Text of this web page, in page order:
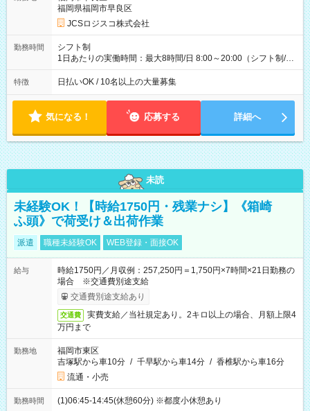
収40万円~50万円／週6日稼働 ＜モデルイメージ＞ ■月収50万
円 (27歳男性/江東区在住)※元建築関係 1日150個配達×25日勤務
(日休み) ■月収80万円(43歳男性/墨田区在住)※元営業 1日200個
福岡県福岡市早良区
JCSロジスコ株式会社
勤務時間
シフト制
1日あたりの実働時間：最大8時間/日 8:00～20:00（シフト制/実
働8時間） ※週5日勤務（場所次第では週4も有り） ※配達状況
によって時間外での勤務可能性有り ※案件により多少の前後あ
特徴 日払いOK / 10名以上の大量募集
気になる！ 応募する 詳細へ
未読
未経験OK！【時給1750円・残業ナシ】《箱崎
ふ頭》で荷受け＆出荷作業
派遣 職種未経験OK WEB登録・面接OK
給与
時給1750円／月収例：257,250円＝1,750円×7時間×21日勤務の
場合 ※交通費別途支給
交通費別途支給あり
交通費
実費支給／当社規定あり。2キロ以上の場合、月額上限4
万円まで
勤務地
福岡市東区
吉塚駅から車10分 / 千早駅から車14分 / 香椎駅から車16分
流通・小売
勤務時間 (1)06:45-14:45(休憩60分) ※都度小休憩あり